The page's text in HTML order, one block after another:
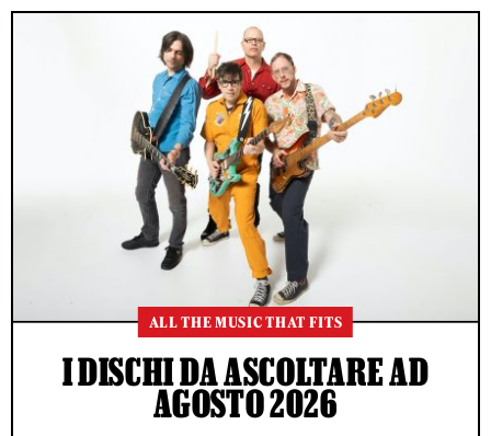
ALL THE MUSIC THAT FITS
I DISCHI DA ASCOLTARE AD
AGOSTO 2026